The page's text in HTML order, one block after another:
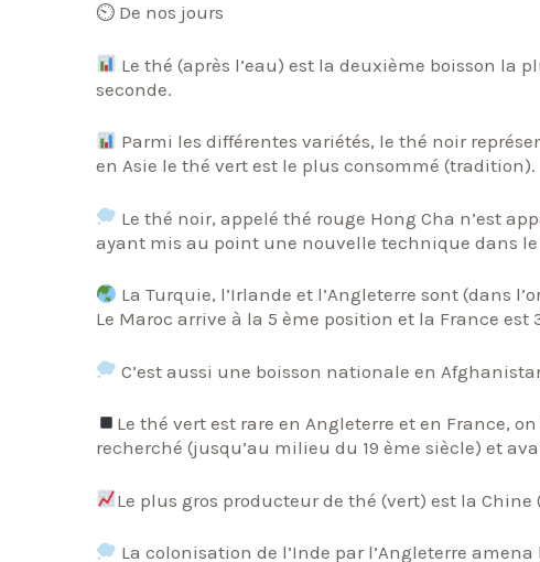
⏲ De nos jours
Le thé (après l’eau) est la deuxième boisson la
seconde.
Parmi les différentes variétés, le thé noir
en Asie le thé vert est le plus consommé (tradition).
Le thé noir, appelé thé rouge Hong Cha n’est
ayant mis au point une nouvelle technique dans
La Turquie, l’Irlande et l’Angleterre sont (dans
Le Maroc arrive à la 5 ème position et la France est
C’est aussi une boisson nationale en
Le thé vert est rare en Angleterre et en France,
recherché (jusqu’au milieu du 19 ème siècle) et
Le plus gros producteur de thé (vert) est la Chine
La colonisation de l’Inde par l’Angleterre